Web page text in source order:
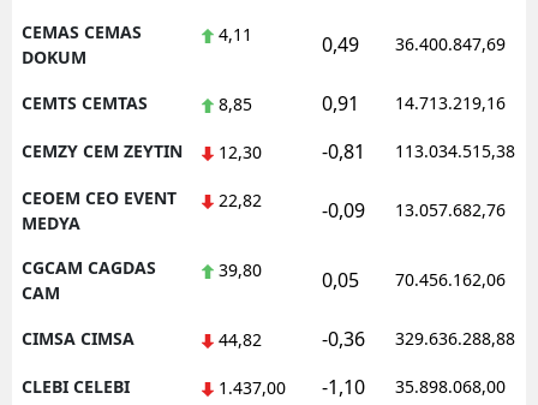
CEMAS CEMAS
DOKUM
4,11 0,49 36.400.847,69
CEMTS CEMTAS 8,85 0,91 14.713.219,16
CEMZY CEM ZEYTIN 12,30 -0,81 113.034.515,38
CEOEM CEO EVENT
MEDYA
22,82 -0,09 13.057.682,76
CGCAM CAGDAS
CAM
39,80 0,05 70.456.162,06
CIMSA CIMSA 44,82 -0,36 329.636.288,88
CLEBI CELEBI 1.437,00 -1,10 35.898.068,00